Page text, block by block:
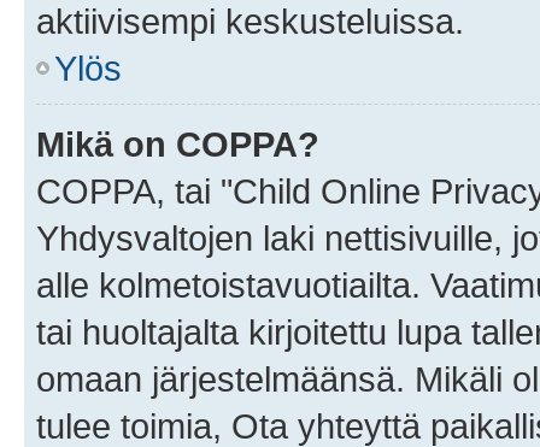
aktiivisempi keskusteluissa.
Ylös
Mikä on COPPA?
COPPA, tai "Child Online
Yhdysvaltojen laki nettisivuille,
alle kolmetoistavuotiailta.
tai huoltajalta kirjoitettu lupa
omaan järjestelmäänsä. Mikäli
tulee toimia, Ota yhteyttä